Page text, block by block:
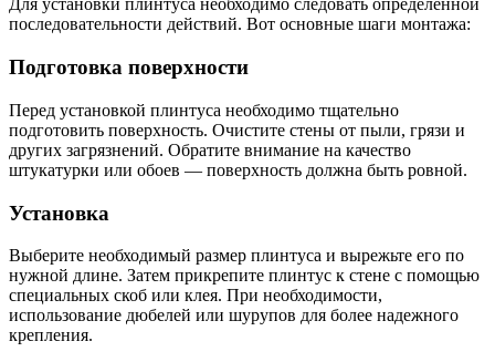
Для установки плинтуса необходимо следовать определенной
последовательности действий. Вот основные шаги монтажа:
Подготовка поверхности
Перед установкой плинтуса необходимо тщательно
подготовить поверхность. Очистите стены от пыли, грязи и
других загрязнений. Обратите внимание на качество
штукатурки или обоев — поверхность должна быть ровной.
Установка
Выберите необходимый размер плинтуса и вырежьте его по
нужной длине. Затем прикрепите плинтус к стене с помощью
специальных скоб или клея. При необходимости,
использование дюбелей или шурупов для более надежного
крепления.